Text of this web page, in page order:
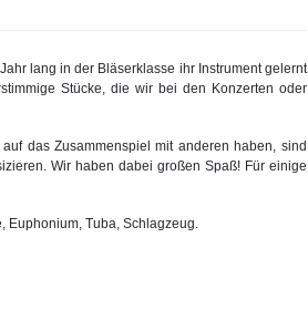
lang in der Bläserklasse ihr Instrument gelernt
Stücke, die wir bei den Konzerten oder
das Zusammenspiel mit anderen haben, sind
Wir haben dabei großen Spaß! Für einige
Euphonium, Tuba, Schlagzeug.